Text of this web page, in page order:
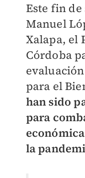
Este fin
Manuel
Xalapa, el
Córdoba
para el
han sido
para
la